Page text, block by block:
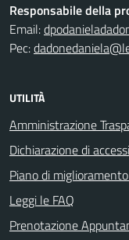
Responsabile della
Email:
Pec:
UTILITÀ
Amministrazione
Dichiarazione di
Piano di
Leggi le FAQ
Prenotazione